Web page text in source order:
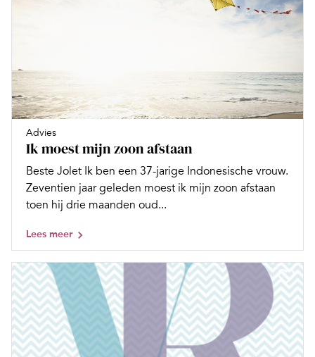
Advies
Ik moest mijn zoon afstaan
Beste Jolet Ik ben een 37-jarige Indonesische vrouw.
Zeventien jaar geleden moest ik mijn zoon afstaan
toen hij drie maanden oud...
Lees meer